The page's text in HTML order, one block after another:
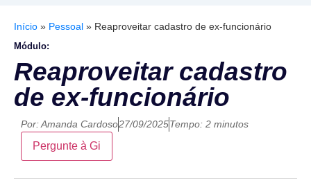
Início » Pessoal » Reaproveitar cadastro de ex-funcionário
Módulo:
Reaproveitar cadastro
de ex-funcionário
Por:Amanda Cardoso27/09/2025Tempo: 2 minutos
Pergunte à Gi